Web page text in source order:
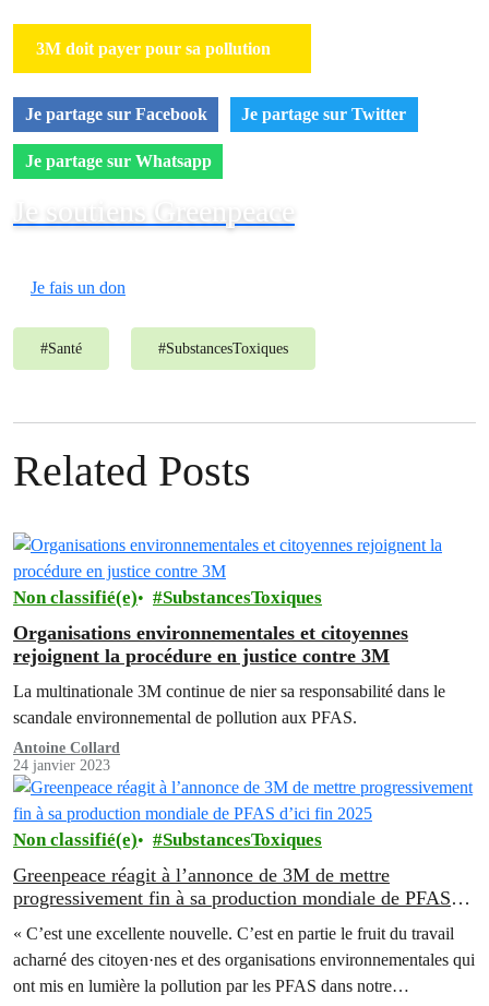
3M doit payer pour sa pollution
Je partage sur Facebook Je partage sur Twitter
Je partage sur Whatsapp
Je soutiens Greenpeace
Je fais un don
#Santé #SubstancesToxiques
Related Posts
Non classifié(e) SubstancesToxiques
Organisations environnementales et citoyennes
rejoignent la procédure en justice contre 3M
La multinationale 3M continue de nier sa responsabilité dans le
scandale environnemental de pollution aux PFAS.
Antoine Collard
24 janvier 2023
Non classifié(e) SubstancesToxiques
Greenpeace réagit à l’annonce de 3M de mettre
progressivement fin à sa production mondiale de PFAS
« C’est une excellente nouvelle. C’est en partie le fruit du travail
acharné des citoyen·nes et des organisations environnementales qui
ont mis en lumière la pollution par les PFAS dans notre…